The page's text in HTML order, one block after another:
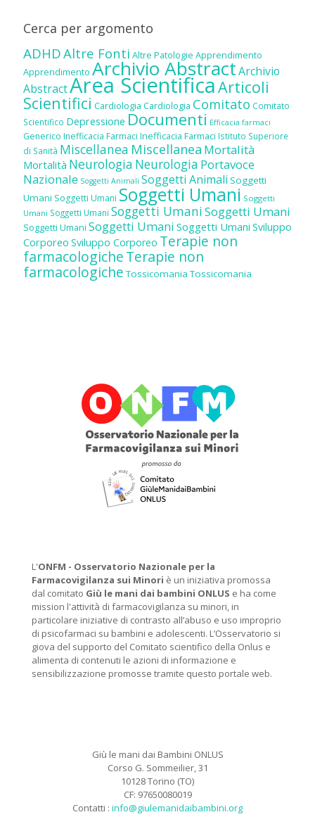
Cerca per argomento
ADHDAltre Fonti Altre Patologie Apprendimento
Apprendimento Archivio AbstractArchivio
AbstractArea ScientificaArticoli
Scientifici Cardiologia Cardiologia Comitato Comitato
Scientifico Depressione Documenti Efficacia farmaci
Generico Inefficacia Farmaci Inefficacia Farmaci Istituto Superiore
di Sanità Miscellanea Miscellanea Mortalità
Mortalità Neurologia Neurologia Portavoce
Nazionale Soggetti Animali Soggetti Animali Soggetti
Umani Soggetti Umani Soggetti Umani Soggetti
Umani Soggetti Umani Soggetti UmaniSoggetti Umani
Soggetti Umani Soggetti Umani Soggetti Umani Sviluppo
Corporeo Sviluppo Corporeo Terapie non
farmacologicheTerapie non
farmacologiche Tossicomania Tossicomania
L'ONFM - Osservatorio Nazionale per la
Farmacovigilanza sui Minori è un iniziativa promossa
dal comitato Giù le mani dai bambini ONLUS e ha come
mission l'attività di farmacovigilanza su minori, in
particolare iniziative di contrasto all’abuso e uso improprio
di psicofarmaci su bambini e adolescenti. L’Osservatorio si
giova del supporto del Comitato scientifico della Onlus e
alimenta di contenuti le azioni di informazione e
sensibilizzazione promosse tramite questo portale web.
Giù le mani dai Bambini ONLUS
Corso G. Sommeilier, 31
10128 Torino (TO)
CF: 97650080019
Contatti : info@giulemanidaibambini.org